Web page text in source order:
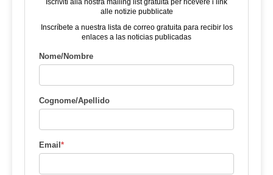
alle notizie pubblicate
Inscríbete a nuestra lista de correo gratuita para recibir los
enlaces a las noticias publicadas
Nome/Nombre
Cognome/Apellido
Email*